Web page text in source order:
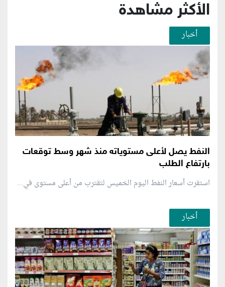
الأكثر مشاهدة
أخبار
النفط يصل لأعلى مستوياته منذ شهر وسط توقعات
بارتفاع الطلب
استقرت أسعار النفط اليوم الخميس لتقترب من أعلى مستوى في...
أخبار